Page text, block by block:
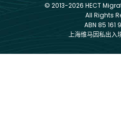
© 2013-2026 HECT
All Rights
ABN 85 161
上海维马因私出入